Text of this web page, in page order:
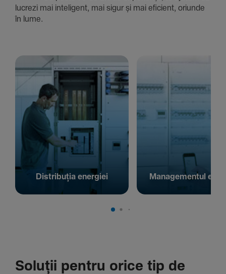
lucrezi mai inte­li­gent, mai sigur și mai eficient, oriunde
în lume.
Distribuția energiei Managementul
Soluții pentru orice tip de